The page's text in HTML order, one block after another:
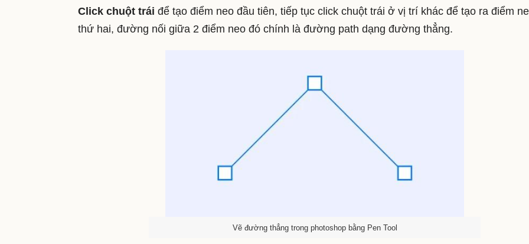
Click chuột trái để tạo điểm neo đầu tiên, tiếp tục click chuột trái ở vị trí khác để tạo ra điểm
thứ hai, đường nối giữa 2 điểm neo đó chính là đường path dạng đường thẳng.
Vẽ đường thẳng trong photoshop bằng Pen Tool